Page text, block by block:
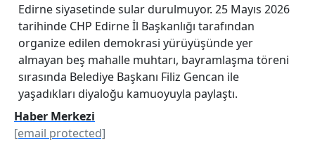
Edirne siyasetinde sular durulmuyor. 25 Mayıs 2026
tarihinde CHP Edirne İl Başkanlığı tarafından
organize edilen demokrasi yürüyüşünde yer
almayan beş mahalle muhtarı, bayramlaşma töreni
sırasında Belediye Başkanı Filiz Gencan ile
yaşadıkları diyaloğu kamuoyuyla paylaştı.
Haber Merkezi
[email protected]